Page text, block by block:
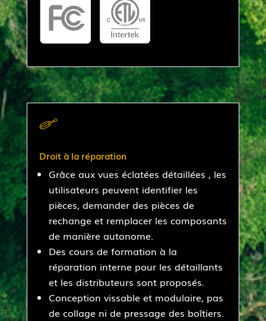
Droit à la réparation
Grâce aux vues éclatées détaillées , les
utilisateurs peuvent identifier les
pièces, demander des pièces de
rechange et remplacer les composants
de manière autonome.
Des cours de formation à la
réparation interne pour les détaillants
et les distributeurs sont proposés.
Conception vissable et modulaire, pas
de collage ni de pressage des boîtiers.